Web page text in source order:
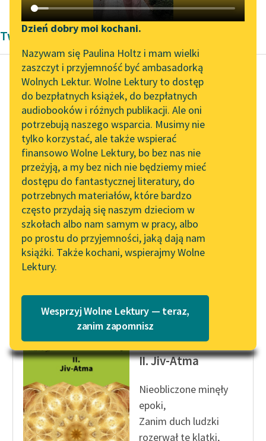
Katalog DAISY
Podkasty o książkach
Zgłoś brak utworu
Aktualności
„Prokurator Alicja Horn”
do słuchania
Byliśmy częścią AI Impact
Lab
Zapraszamy na spotkanie
online z tłumaczkami
literatury skandynawskiej
Spotkanie z Katarzyną
Tunkiel w Oslo
102. lata temu zmarł
Joseph Conrad
Lektury szkolne i klasyka
literatury do słuchania dla
uczennic i uczniów z
niepełnosprawnościami
E-kolekcja lektur
szkolnych i literatury do
słuchania dla uczennic i
uczniów z
Narzędzia
Mapa Wolnych Lektur
Leśmianator
Przewodnik dla piszących i
czytających
API
OAI-PMH
Widget Wolnych Lektur
Przypisy
Katalog w formacie PDF
Dzień dobry moi kochani.
Nazywam się Paulina Holtz i mam wielki
zaszczyt i przyjemność być ambasadorką
Wolnych Lektur. Wolne Lektury to dostęp
do bezpłatnych książek, do bezpłatnych
audiobooków i różnych publikacji. Ale oni
potrzebują naszego wsparcia. Musimy nie
tylko korzystać, ale także wspierać
finansowo Wolne Lektury, bo bez nas nie
przeżyją, a my bez nich nie będziemy mieć
dostępu do fantastycznej literatury, do
potrzebnych materiałów, które bardzo
często przydają się naszym dzieciom w
szkołach albo nam samym w pracy, albo
po prostu do przyjemności, jaką dają nam
książki. Także kochani, wspierajmy Wolne
Lektury.
Wesprzyj Wolne Lektury — teraz,
zanim zapomnisz
Twórczość Antoni Lange
Antoni Lange
Amor i Faun
Wobec wesoło
tańczącego Wersalu:
wobec pań i panów
strojnych,
wypudrowanych,
rozbawionych;
opanowanych jakimś
dziwnym
Czytaj więcej
Antoni Lange
II. Jiv-Atma
Nieobliczone minęły
epoki,
Zanim duch ludzki
rozerwał te klatki,